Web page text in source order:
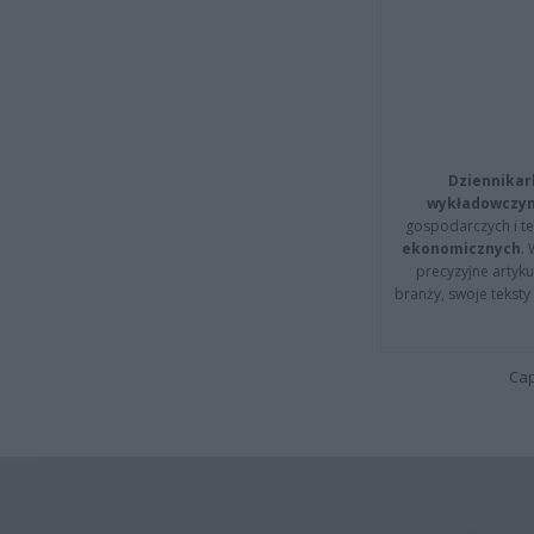
gospodarczych i
ekonomicznych.
precyzyjne
branży, swoje